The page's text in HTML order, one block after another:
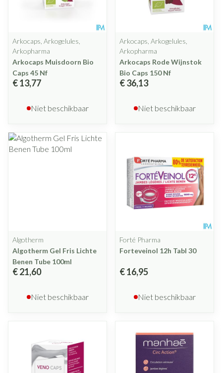
Arkocaps, Arkogelules,
Arkopharma
Arkocaps Muisdoorn Bio
Caps 45 Nf
€ 13,77
Niet beschikbaar
Arkocaps, Arkogelules,
Arkopharma
Arkocaps Rode Wijnstok
Bio Caps 150 Nf
€ 36,13
Niet beschikbaar
Algotherm
Algotherm Gel Fris Lichte
Benen Tube 100ml
€ 21,60
Niet beschikbaar
Forté Pharma
Forteveinol 12h Tabl 30
€ 16,95
Niet beschikbaar